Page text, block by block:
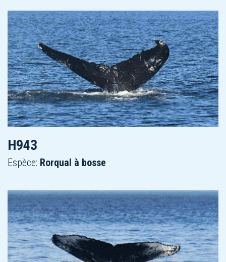
H943
Espèce: Rorqual à bosse